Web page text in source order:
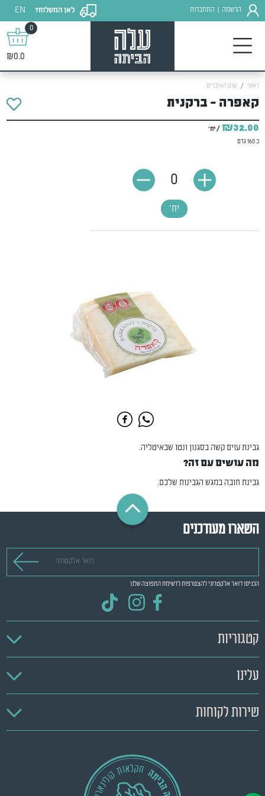
הרשמה התחברות לאן המשלוח?
EN
0
₪0.0
ראשי שוק האיכרים
קאפרה - ברקנית
₪32.00 / יח'
כ 160 גרם
יח'
0
גבינת עזים קשה בסגנון ונטו שבאיטליה.
מה עושים עם זה?
גבינת חובה במגש הגבינות שלכם.
השארו מעודכנים
הכניסו דואר אלקטרוני להצטרפות לרשימת התפוצה שלנו
קטגוריות
עלינו
שירות לקוחות